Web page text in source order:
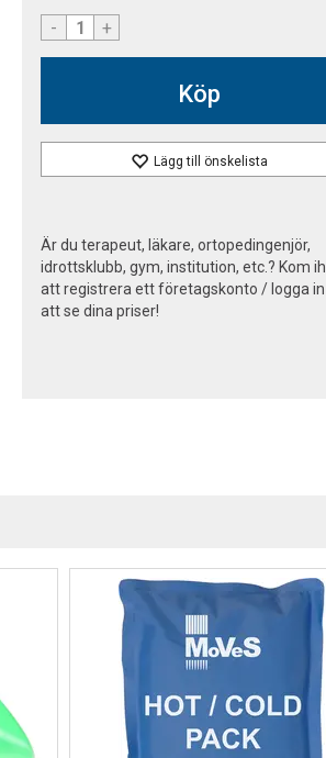
- +
Köp
Lägg till önskelista
Är du terapeut, läkare, ortopedingenjör,
idrottsklubb, gym, institution, etc.? Kom
att registrera ett företagskonto / logga
att se dina priser!